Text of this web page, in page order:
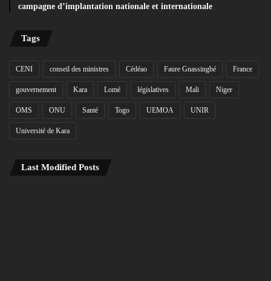
campagne d’implantation nationale et internationale
Tags
CENI conseil des ministres Cédéao Faure Gnassingbé France
gouvernement Kara Lomé législatives Mali Niger
OMS ONU Santé Togo UEMOA UNIR
Université de Kara
Last Modified Posts